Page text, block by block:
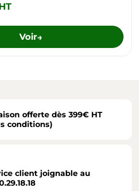
Voir→
offerte dès 399€ HT
conditions)
client joignable au